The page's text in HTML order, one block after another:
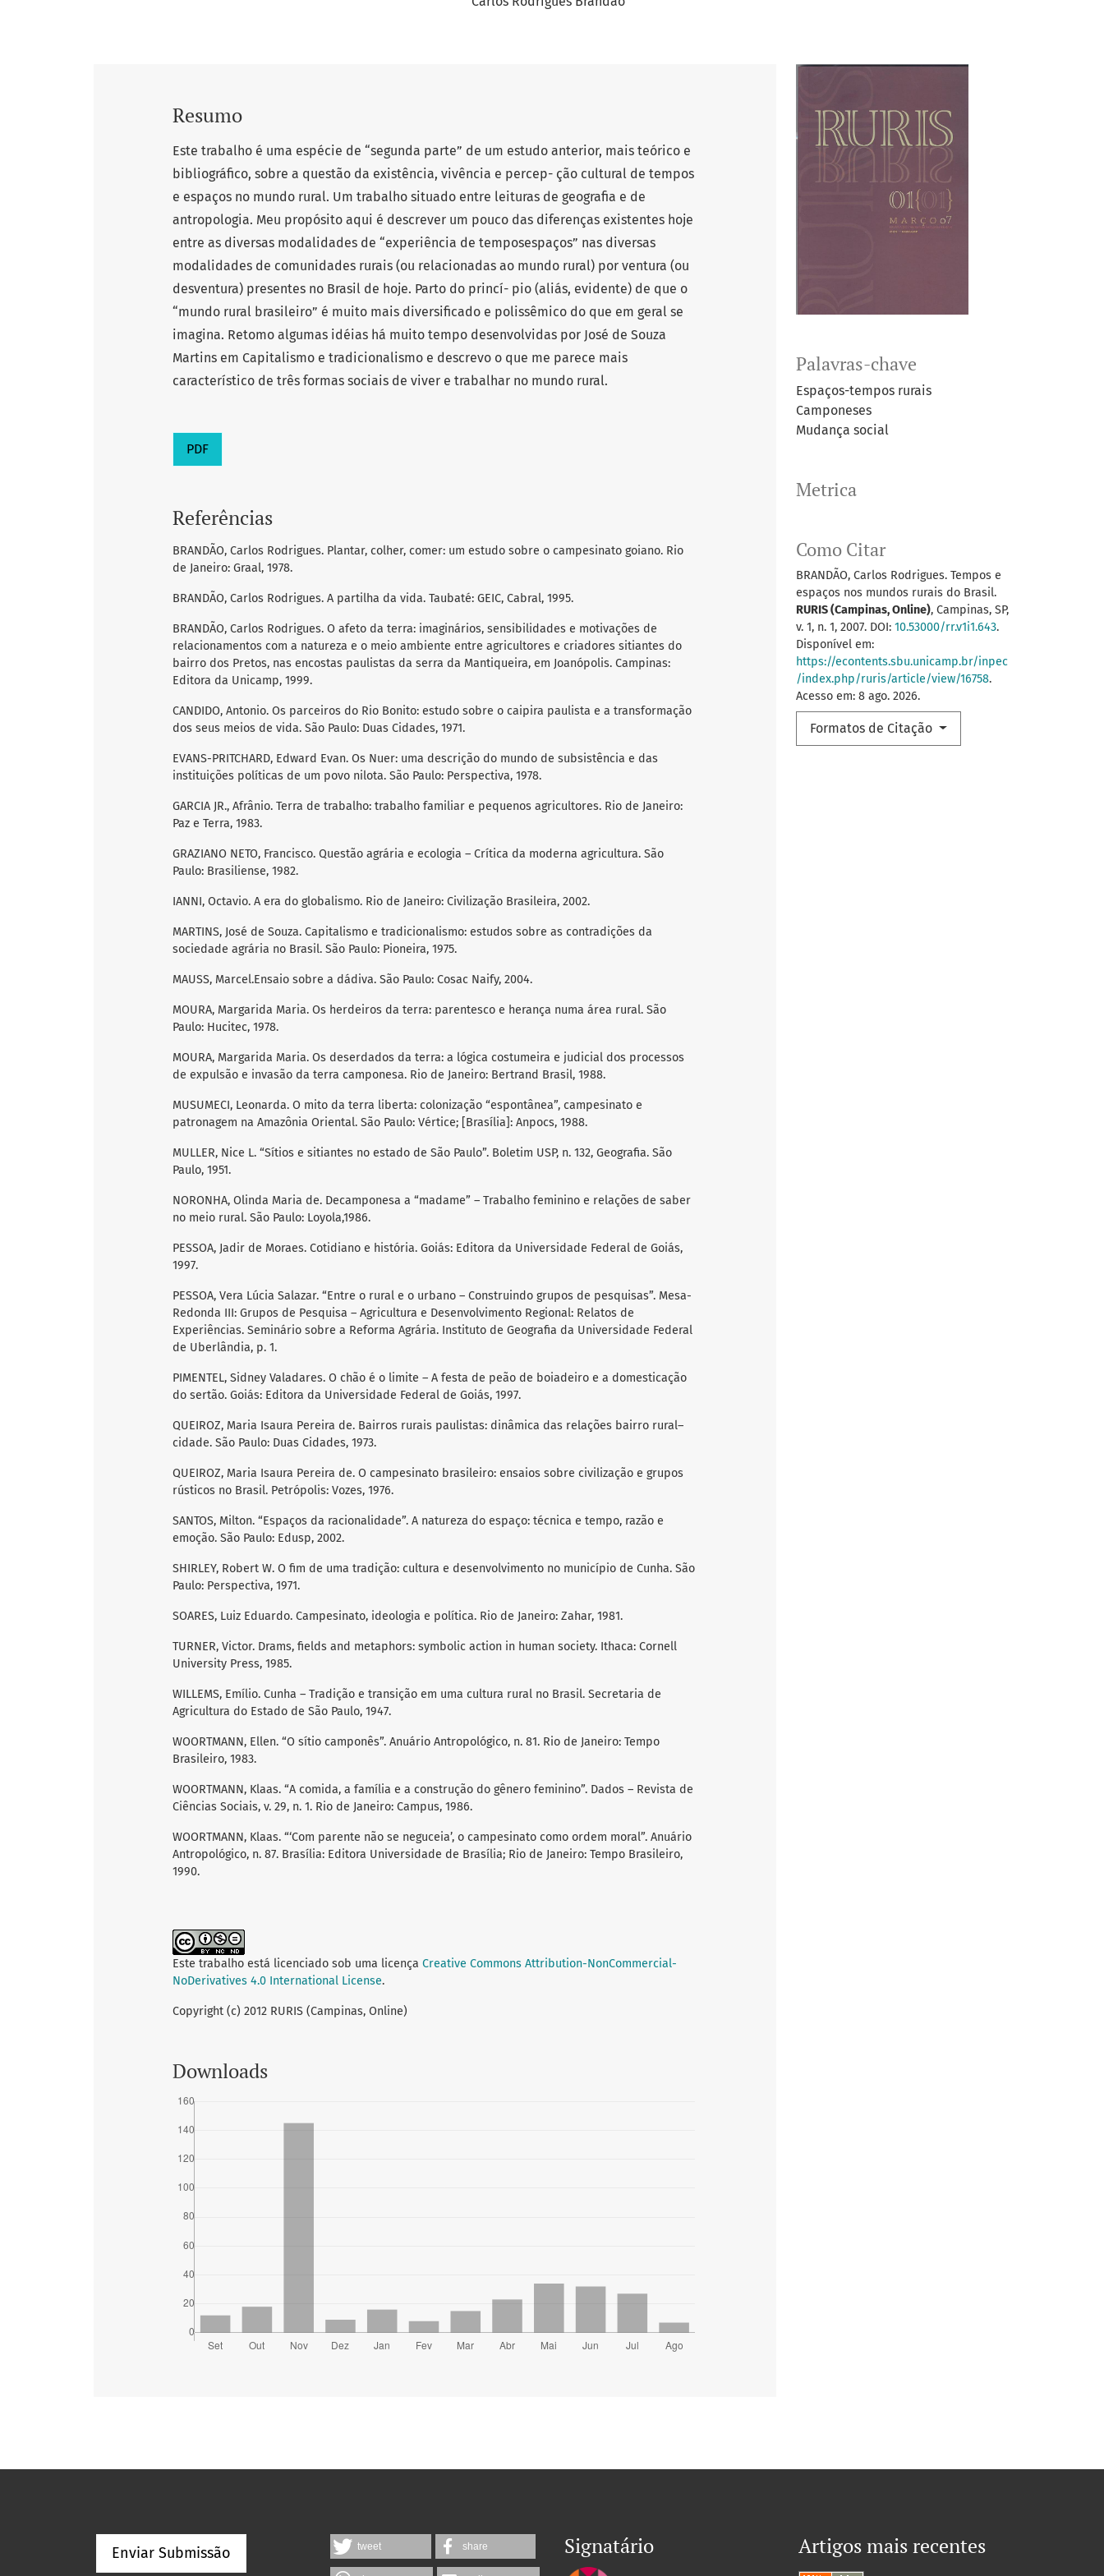
Palavras-chave
Espaços-tempos rurais
Camponeses
Mudança social
Metrica
Como Citar
BRANDÃO, Carlos Rodrigues. Tempos e
espaços nos mundos rurais do Brasil.
RURIS (Campinas, Online), Campinas, SP,
v. 1, n. 1, 2007. DOI: 10.53000/rr.v1i1.643.
Disponível em:
https://econtents.sbu.unicamp.br/inpec
/index.php/ruris/article/view/16758.
Acesso em: 8 ago. 2026.
Formatos de Citação
Resumo
Este trabalho é uma espécie de “segunda parte” de um estudo anterior, mais teórico e
bibliográfico, sobre a questão da existência, vivência e percep- ção cultural de tempos
e espaços no mundo rural. Um trabalho situado entre leituras de geografia e de
antropologia. Meu propósito aqui é descrever um pouco das diferenças existentes hoje
entre as diversas modalidades de “experiência de temposespaços” nas diversas
modalidades de comunidades rurais (ou relacionadas ao mundo rural) por ventura (ou
desventura) presentes no Brasil de hoje. Parto do princí- pio (aliás, evidente) de que o
“mundo rural brasileiro” é muito mais diversificado e polissêmico do que em geral se
imagina. Retomo algumas idéias há muito tempo desenvolvidas por José de Souza
Martins em Capitalismo e tradicionalismo e descrevo o que me parece mais
característico de três formas sociais de viver e trabalhar no mundo rural.
PDF
Referências
BRANDÃO, Carlos Rodrigues. Plantar, colher, comer: um estudo sobre o campesinato goiano. Rio
de Janeiro: Graal, 1978.
BRANDÃO, Carlos Rodrigues. A partilha da vida. Taubaté: GEIC, Cabral, 1995.
BRANDÃO, Carlos Rodrigues. O afeto da terra: imaginários, sensibilidades e motivações de
relacionamentos com a natureza e o meio ambiente entre agricultores e criadores sitiantes do
bairro dos Pretos, nas encostas paulistas da serra da Mantiqueira, em Joanópolis. Campinas:
Editora da Unicamp, 1999.
CANDIDO, Antonio. Os parceiros do Rio Bonito: estudo sobre o caipira paulista e a transformação
dos seus meios de vida. São Paulo: Duas Cidades, 1971.
EVANS-PRITCHARD, Edward Evan. Os Nuer: uma descrição do mundo de subsistência e das
instituições políticas de um povo nilota. São Paulo: Perspectiva, 1978.
GARCIA JR., Afrânio. Terra de trabalho: trabalho familiar e pequenos agricultores. Rio de Janeiro:
Paz e Terra, 1983.
GRAZIANO NETO, Francisco. Questão agrária e ecologia – Crítica da moderna agricultura. São
Paulo: Brasiliense, 1982.
IANNI, Octavio. A era do globalismo. Rio de Janeiro: Civilização Brasileira, 2002.
MARTINS, José de Souza. Capitalismo e tradicionalismo: estudos sobre as contradições da
sociedade agrária no Brasil. São Paulo: Pioneira, 1975.
MAUSS, Marcel.Ensaio sobre a dádiva. São Paulo: Cosac Naify, 2004.
MOURA, Margarida Maria. Os herdeiros da terra: parentesco e herança numa área rural. São
Paulo: Hucitec, 1978.
MOURA, Margarida Maria. Os deserdados da terra: a lógica costumeira e judicial dos processos
de expulsão e invasão da terra camponesa. Rio de Janeiro: Bertrand Brasil, 1988.
MUSUMECI, Leonarda. O mito da terra liberta: colonização “espontânea”, campesinato e
patronagem na Amazônia Oriental. São Paulo: Vértice; [Brasília]: Anpocs, 1988.
MULLER, Nice L. “Sítios e sitiantes no estado de São Paulo”. Boletim USP, n. 132, Geografia. São
Paulo, 1951.
NORONHA, Olinda Maria de. Decamponesa a “madame” – Trabalho feminino e relações de saber
no meio rural. São Paulo: Loyola,1986.
PESSOA, Jadir de Moraes. Cotidiano e história. Goiás: Editora da Universidade Federal de Goiás,
1997.
PESSOA, Vera Lúcia Salazar. “Entre o rural e o urbano – Construindo grupos de pesquisas”. Mesa-
Redonda III: Grupos de Pesquisa – Agricultura e Desenvolvimento Regional: Relatos de
Experiências. Seminário sobre a Reforma Agrária. Instituto de Geografia da Universidade Federal
de Uberlândia, p. 1.
PIMENTEL, Sidney Valadares. O chão é o limite – A festa de peão de boiadeiro e a domesticação
do sertão. Goiás: Editora da Universidade Federal de Goiás, 1997.
QUEIROZ, Maria Isaura Pereira de. Bairros rurais paulistas: dinâmica das relações bairro rural–
cidade. São Paulo: Duas Cidades, 1973.
QUEIROZ, Maria Isaura Pereira de. O campesinato brasileiro: ensaios sobre civilização e grupos
rústicos no Brasil. Petrópolis: Vozes, 1976.
SANTOS, Milton. “Espaços da racionalidade”. A natureza do espaço: técnica e tempo, razão e
emoção. São Paulo: Edusp, 2002.
SHIRLEY, Robert W. O fim de uma tradição: cultura e desenvolvimento no município de Cunha. São
Paulo: Perspectiva, 1971.
SOARES, Luiz Eduardo. Campesinato, ideologia e política. Rio de Janeiro: Zahar, 1981.
TURNER, Victor. Drams, fields and metaphors: symbolic action in human society. Ithaca: Cornell
University Press, 1985.
WILLEMS, Emílio. Cunha – Tradição e transição em uma cultura rural no Brasil. Secretaria de
Agricultura do Estado de São Paulo, 1947.
WOORTMANN, Ellen. “O sítio camponês”. Anuário Antropológico, n. 81. Rio de Janeiro: Tempo
Brasileiro, 1983.
WOORTMANN, Klaas. “A comida, a família e a construção do gênero feminino”. Dados – Revista de
Ciências Sociais, v. 29, n. 1. Rio de Janeiro: Campus, 1986.
WOORTMANN, Klaas. “‘Com parente não se neguceia’, o campesinato como ordem moral”. Anuário
Antropológico, n. 87. Brasília: Editora Universidade de Brasília; Rio de Janeiro: Tempo Brasileiro,
1990.
Este trabalho está licenciado sob uma licença Creative Commons Attribution-NonCommercial-
NoDerivatives 4.0 International License.
Copyright (c) 2012 RURIS (Campinas, Online)
Downloads
Enviar Submissão tweet share Signatário Artigos mais recentes